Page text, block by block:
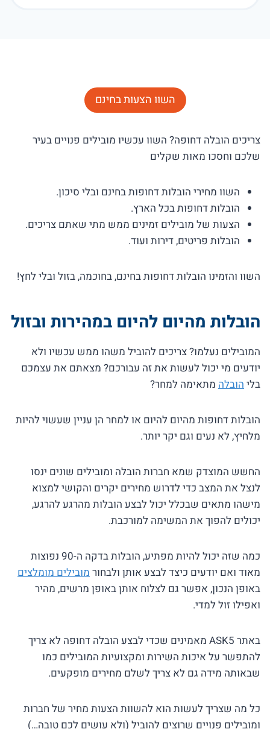
השוו הצעות בחינם
צריכים הובלה דחופה? השוו עכשיו מובילים פנויים בעיר
שלכם וחסכו מאות שקלים
השוו מחירי הובלות דחופות בחינם ובלי סיכון.
הובלות דחופות בכל הארץ.
הצעות של מובילים זמינים ממש מתי שאתם צריכים.
הובלות פריטים, דירות ועוד.
השוו והזמינו הובלות דחופות בחינם, בחוכמה, בזול ובלי לחץ!
הובלות מהיום להיום במהירות ובזול
המובילים נעלמו? צריכים להוביל משהו ממש עכשיו ולא
יודעים מי יכול לעשות את זה עבורכם? מצאתם את עצמכם
בליהובלה מתאימה למחר?
הובלות דחופות מהיום להיום או למחר הן עניין שעשוי להיות
מלחיץ, לא נעים וגם יקר יותר.
החשש המוצדק שמא חברות הובלה ומובילים שונים ינסו
לנצל את המצב כדי לדרוש מחירים יקרים והקושי למצוא
מישהו מתאים שבכלל יכול לבצע הובלות מהרגע להרגע,
יכולים להפוך את המשימה למורכבת.
כמה שזה יכול להיות מפתיע, הובלות בדקה ה-90 נפוצות
מאוד ואם יודעים כיצד לבצע אותן ולבחורמובילים מומלצים
באופן הנכון, אפשר גם לצלוח אותן באופן מרשים, מהיר
ואפילו זול למדי.
באתר ASK5 מאמינים שכדי לבצע הובלה דחופה לא צריך
להתפשר על איכות השירות ומקצועיות המובילים כמו
שבאותה מידה גם לא צריך לשלם מחירים מופקעים.
כל מה שצריך לעשות הוא להשוות הצעות מחיר של חברות
ומובילים פנויים שרוצים להוביל (ולא עושים לכם טובה…)